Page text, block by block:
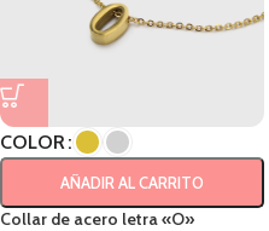
COLOR
AÑADIR AL CARRITO
Collar de acero letra «O»